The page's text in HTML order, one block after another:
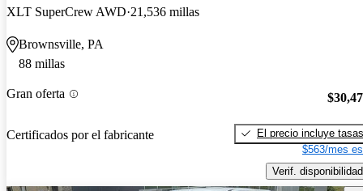
XLT SuperCrew AWD 21,536 millas
Brownsville, PA
88 millas
Gran oferta
Certificados por el fabricante
El precio incluye tasas
$563/mes
Verif. disponibilidad